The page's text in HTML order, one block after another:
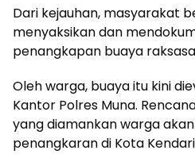
Dari kejauhan, masyarakat
menyaksikan dan
penangkapan buaya
Oleh warga, buaya itu kini
Kantor Polres Muna.
yang diamankan warga
penangkaran di Kota